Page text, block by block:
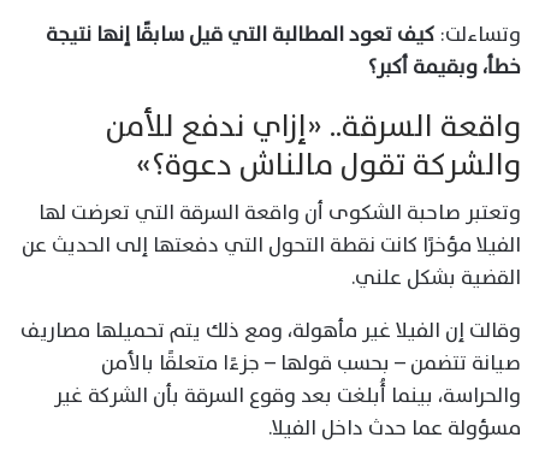
وتساءلت: كيف تعود المطالبة التي قيل سابقًا إنها نتيجة
خطأ، وبقيمة أكبر؟
واقعة السرقة.. «إزاي ندفع للأمن
والشركة تقول مالناش دعوة؟»
وتعتبر صاحبة الشكوى أن واقعة السرقة التي تعرضت لها
الفيلا مؤخرًا كانت نقطة التحول التي دفعتها إلى الحديث عن
القضية بشكل علني.
وقالت إن الفيلا غير مأهولة، ومع ذلك يتم تحميلها مصاريف
صيانة تتضمن – بحسب قولها – جزءًا متعلقًا بالأمن
والحراسة، بينما أُبلغت بعد وقوع السرقة بأن الشركة غير
مسؤولة عما حدث داخل الفيلا.